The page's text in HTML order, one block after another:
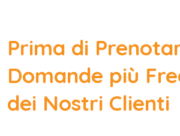
Prima di
Domande più
dei Nostri Clienti